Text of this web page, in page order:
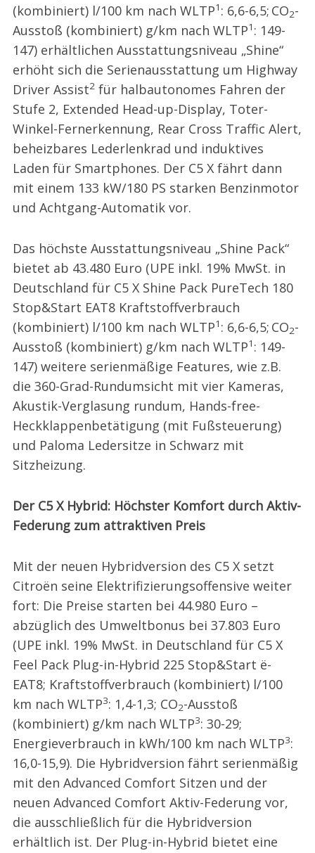
(kombiniert) l/100 km nach WLTP1 : 6,6-6,5; CO2-
Ausstoß (kombiniert) g/km nach WLTP1 : 149-
147) erhältlichen Ausstattungsniveau „Shine“
erhöht sich die Serienausstattung um Highway
Driver Assist2für halbautonomes Fahren der
Stufe 2, Extended Head-up-Display, Toter-
Winkel-Fernerkennung, Rear Cross Traffic Alert,
beheizbares Lederlenkrad und induktives
Laden für Smartphones. Der C5 X fährt dann
mit einem 133 kW/180 PS starken Benzinmotor
und Achtgang-Automatik vor.
Das höchste Ausstattungsniveau „Shine Pack“
bietet ab 43.480 Euro (UPE inkl. 19% MwSt. in
Deutschland für C5 X Shine Pack PureTech 180
Stop&Start EAT8 Kraftstoffverbrauch
(kombiniert) l/100 km nach WLTP1 : 6,6-6,5; CO2-
Ausstoß (kombiniert) g/km nach WLTP1 : 149-
147) weitere serienmäßige Features, wie z.B.
die 360-Grad-Rundumsicht mit vier Kameras,
Akustik-Verglasung rundum, Hands-free-
Heckklappenbetätigung (mit Fußsteuerung)
und Paloma Ledersitze in Schwarz mit
Sitzheizung.
Der C5 X Hybrid: Höchster Komfort durch Aktiv-
Federung zum attraktiven Preis
Mit der neuen Hybridversion des C5 X setzt
Citroën seine Elektrifizierungsoffensive weiter
fort: Die Preise starten bei 44.980 Euro –
abzüglich des Umweltbonus bei 37.803 Euro
(UPE inkl. 19% MwSt. in Deutschland für C5 X
Feel Pack Plug-in-Hybrid 225 Stop&Start ë-
EAT8; Kraftstoffverbrauch (kombiniert) l/100
km nach WLTP3: 1,4-1,3; CO2-Ausstoß
(kombiniert) g/km nach WLTP3: 30-29;
Energieverbrauch in kWh/100 km nach WLTP3:
16,0-15,9). Die Hybridversion fährt serienmäßig
mit den Advanced Comfort Sitzen und der
neuen Advanced Comfort Aktiv-Federung vor,
die ausschließlich für die Hybridversion
erhältlich ist. Der Plug-in-Hybrid bietet eine